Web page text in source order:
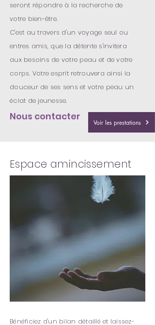
seront répondre à la recherche de
votre bien-être.
C'est au travers d'un voyage seul ou
entres amis, que la détente s'invitera
aux besoins de votre peau et de votre
corps. Votre esprit retrouvera ainsi la
douceur de ses sens et votre peau un
éclat de jeunesse.
Nous contacter Voir les prestations
Espace amincissement
Bénéficiez d'un bilan détaillé et laissez-